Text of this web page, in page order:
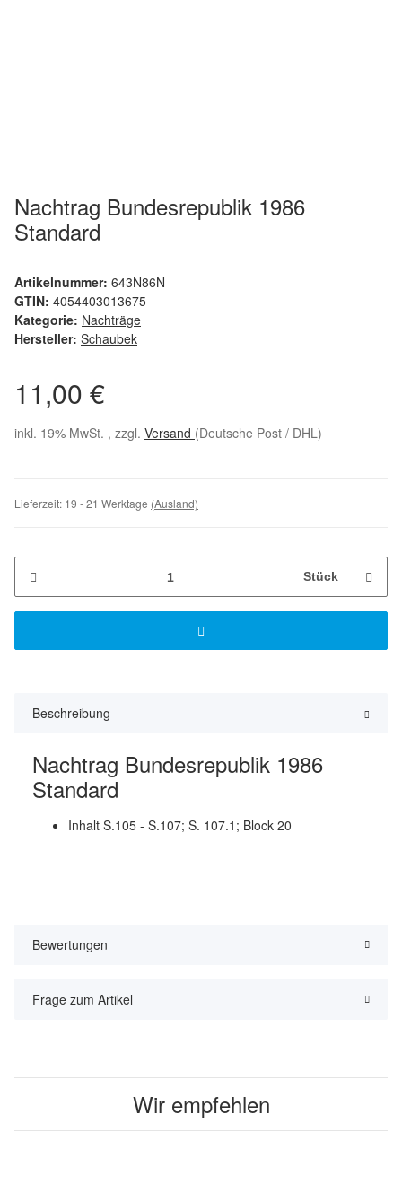
Nachtrag Bundesrepublik 1986
Standard
Artikelnummer: 643N86N
GTIN: 4054403013675
Kategorie: Nachträge
Hersteller: Schaubek
11,00 €
inkl. 19% MwSt. , zzgl. Versand (Deutsche Post / DHL)
Lieferzeit: 19 - 21 Werktage (Ausland)
Stück
Beschreibung
Nachtrag Bundesrepublik 1986
Standard
Inhalt S.105 - S.107; S. 107.1; Block 20
Bewertungen
Frage zum Artikel
Wir empfehlen